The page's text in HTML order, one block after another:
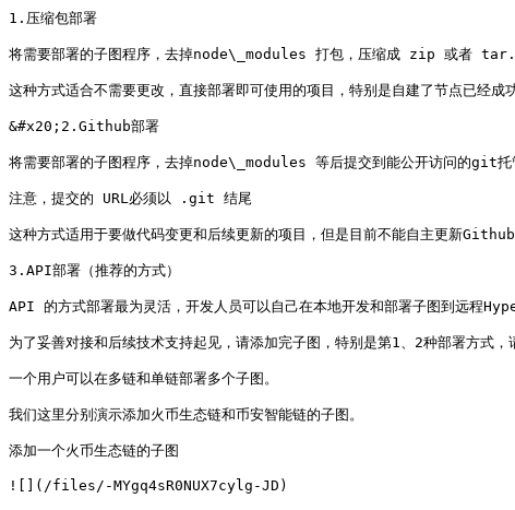
1.压缩包部署
将需要部署的子图程序，去掉node\_modules 打包，压缩成 zip 或者
这种方式适合不需要更改，直接部署即可使用的项目，特别是自建了节点已经
&#x20;2.Github部署
将需要部署的子图程序，去掉node\_modules 等后提交到能公开访问的git
注意，提交的 URL必须以 .git 结尾
这种方式适用于要做代码变更和后续更新的项目，但是目前不能自主更新
3.API部署（推荐的方式）
API 的方式部署最为灵活，开发人员可以自己在本地开发和部署子图到远程
为了妥善对接和后续技术支持起见，请添加完子图，特别是第1、2种部署方
一个用户可以在多链和单链部署多个子图。
我们这里分别演示添加火币生态链和币安智能链的子图。
添加一个火币生态链的子图
![](/files/-MYgq4sR0NUX7cylg-JD)